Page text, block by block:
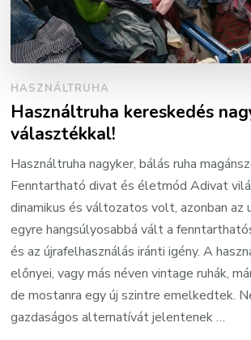
HASZNÁLTRUHA
Használtruha kereskedés
választékkal!
Használtruha nagyker, bálás ruha
Fenntartható divat és életmód Adivat
dinamikus és változatos volt, azonban az
egyre hangsúlyosabbá vált a
és az újrafelhasználás iránti igény. A
előnyei, vagy más néven vintage ruhák,
de mostanra egy új szintre emelkedtek.
gazdaságos alternatívát jelentenek …